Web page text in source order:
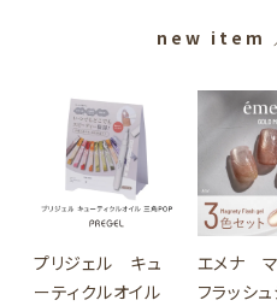
new item
プリジェル キュ
ーティクルオイル
エメナ マ
フラッシ